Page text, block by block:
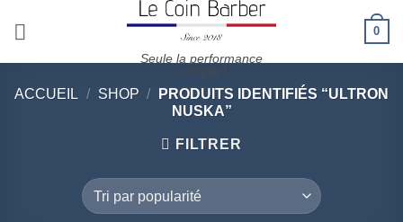
Seule la performance
compte !
0
ACCUEIL / SHOP /
PRODUITS IDENTIFIÉS “ULTRON
NUSKA”
FILTRER